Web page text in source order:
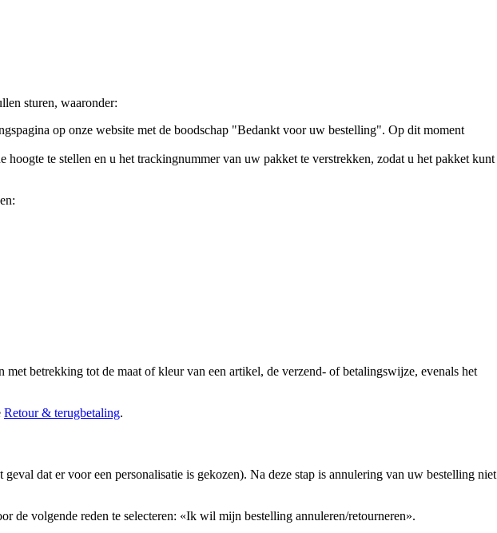
sturen, waaronder:
op onze website met de boodschap "Bedankt voor uw bestelling". Op dit moment
te stellen en u het trackingnummer van uw pakket te verstrekken, zodat u het pakket kunt
betrekking tot de maat of kleur van een artikel, de verzend- of betalingswijze, evenals het
Retour & terugbetaling.
dat er voor een personalisatie is gekozen). Na deze stap is annulering van uw bestelling niet
de volgende reden te selecteren: «Ik wil mijn bestelling annuleren/retourneren».